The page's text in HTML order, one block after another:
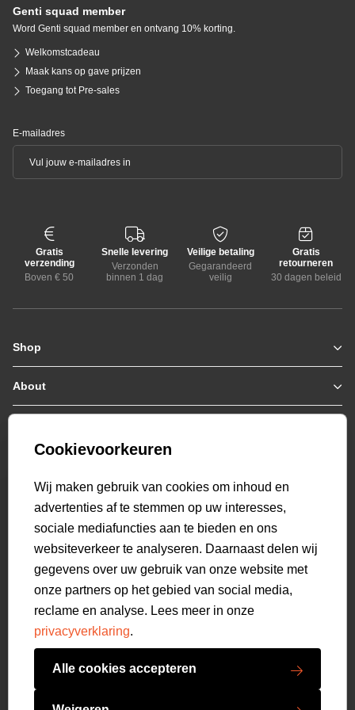
Genti squad member
Word Genti squad member en ontvang 10% korting.
Welkomstcadeau
Maak kans op gave prijzen
Toegang tot Pre-sales
E-mailadres
Gratis
verzending
Boven € 50
Snelle levering
Verzonden
binnen 1 dag
Veilige betaling
Gegarandeerd
veilig
Gratis
retourneren
30 dagen beleid
Shop
Zomerjassen
Jassen / Coats
Colberts
Hoodies
Polo's
T-shirts
Overshirts
Overhemden
Sweatpants
Broeken
Short sweatpants
Shorts
Schoenen
Swimwear
Accessoires
About
Who we are
Genti X PSV
Bestellen & Betalen
Retourneren
Veelgestelde vragen
Mijn Account
beoordelingen
Cookievoorkeuren
Wij maken gebruik van cookies om inhoud en
advertenties af te stemmen op uw interesses,
sociale mediafuncties aan te bieden en ons
websiteverkeer te analyseren. Daarnaast delen wij
gegevens over uw gebruik van onze website met
onze partners op het gebied van social media,
reclame en analyse. Lees meer in onze
privacyverklaring.
Alle cookies accepteren